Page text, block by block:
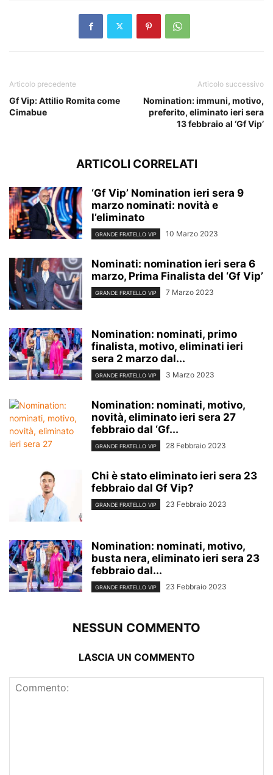
Articolo precedente
Gf Vip: Attilio Romita come
Cimabue
Articolo successivo
Nomination: immuni, motivo,
preferito, eliminato ieri sera
13 febbraio al ‘Gf Vip’
ARTICOLI CORRELATI
‘Gf Vip’ Nomination ieri sera 9
marzo nominati: novità e
l’eliminato
GRANDE FRATELLO VIP 10 Marzo 2023
Nominati: nomination ieri sera 6
marzo, Prima Finalista del ‘Gf Vip’
GRANDE FRATELLO VIP 7 Marzo 2023
Nomination: nominati, primo
finalista, motivo, eliminati ieri
sera 2 marzo dal...
GRANDE FRATELLO VIP 3 Marzo 2023
Nomination: nominati, motivo,
novità, eliminato ieri sera 27
febbraio dal ‘Gf...
GRANDE FRATELLO VIP 28 Febbraio 2023
Chi è stato eliminato ieri sera 23
febbraio dal Gf Vip?
GRANDE FRATELLO VIP 23 Febbraio 2023
Nomination: nominati, motivo,
busta nera, eliminato ieri sera 23
febbraio dal...
GRANDE FRATELLO VIP 23 Febbraio 2023
NESSUN COMMENTO
LASCIA UN COMMENTO